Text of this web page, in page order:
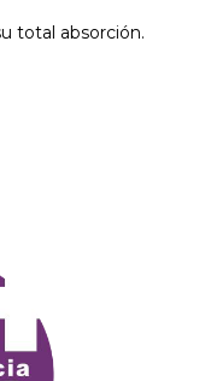
total absorción.